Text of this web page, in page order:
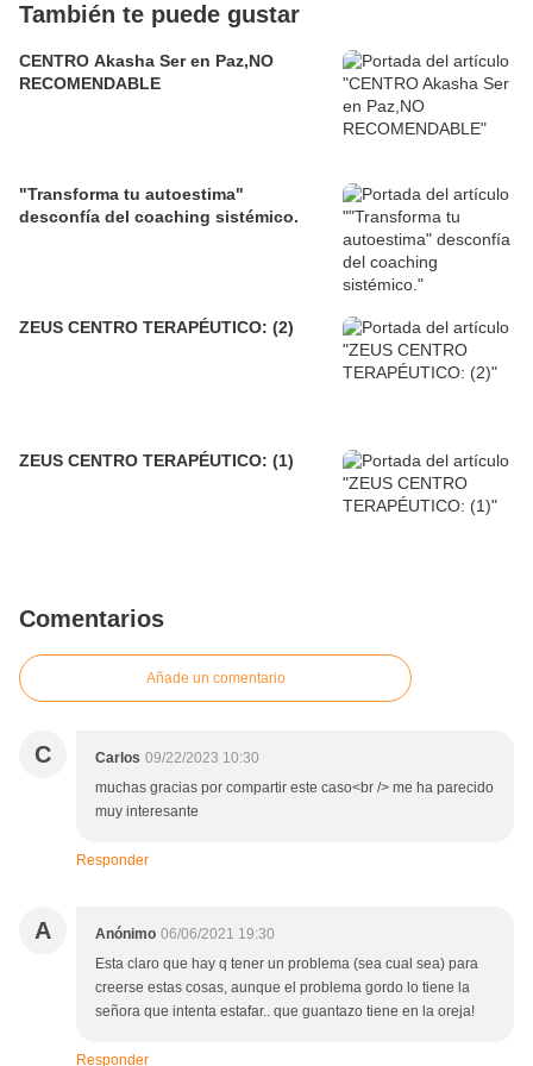
También te puede gustar
CENTRO Akasha Ser en Paz,NO
RECOMENDABLE
"Transforma tu autoestima"
desconfía del coaching sistémico.
ZEUS CENTRO TERAPÉUTICO: (2)
ZEUS CENTRO TERAPÉUTICO: (1)
Comentarios
Añade un comentario
C Carlos 09/22/2023 10:30
muchas gracias por compartir este caso<br /> me ha parecido
muy interesante
Responder
A Anónimo 06/06/2021 19:30
Esta claro que hay q tener un problema (sea cual sea) para
creerse estas cosas, aunque el problema gordo lo tiene la
señora que intenta estafar.. que guantazo tiene en la oreja!
Responder